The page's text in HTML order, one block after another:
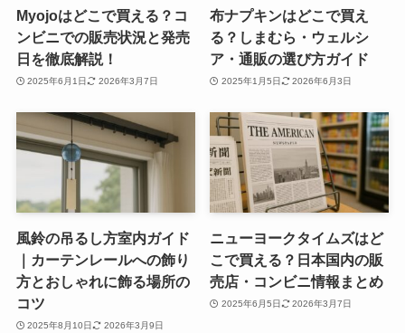
Myojoはどこで買える？コ
ンビニでの販売状況と発売
日を徹底解説！
2025年6月1日 2026年3月7日
布ナプキンはどこで買え
る？しまむら・ウェルシ
ア・通販の選び方ガイド
2025年1月5日 2026年6月3日
風鈴の吊るし方室内ガイド
｜カーテンレールへの飾り
方とおしゃれに飾る場所の
コツ
2025年8月10日 2026年3月9日
ニューヨークタイムズはど
こで買える？日本国内の販
売店・コンビニ情報まとめ
2025年6月5日 2026年3月7日